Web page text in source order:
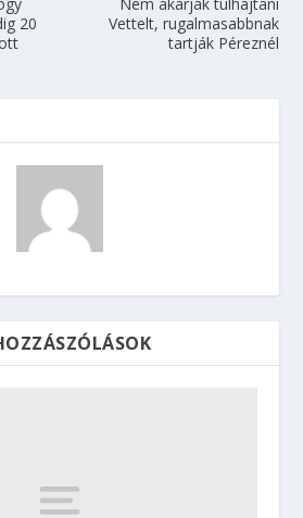
20
Vettelt, rugalmasabbnak
tartják Péreznél